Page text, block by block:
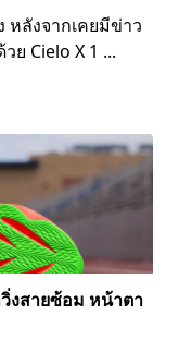
หลังจากเคยมีข่าว
ย Cielo X 1 ...
วิ่งสายซ้อม หน้าตา